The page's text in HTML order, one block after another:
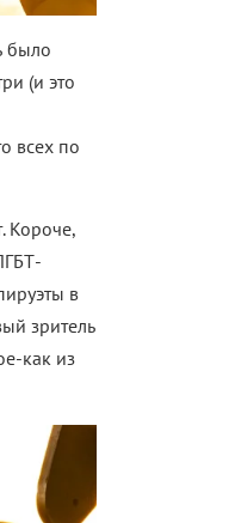
было
(и это
всех по
Короче,
в
зритель
как из